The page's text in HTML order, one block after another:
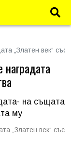
„Златен век“ със
на същата
му